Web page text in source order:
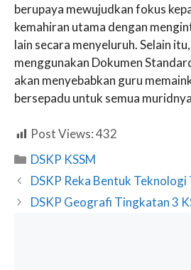
berupaya mewujudkan fokus
kemahiran utama dengan
lain secara menyeluruh. Selain
menggunakan Dokumen
akan menyebabkan guru
bersepadu untuk semua
Post Views:432
Categories
DSKP KSSM
DSKP Reka Bentuk
DSKP Geografi Tingkatan 3